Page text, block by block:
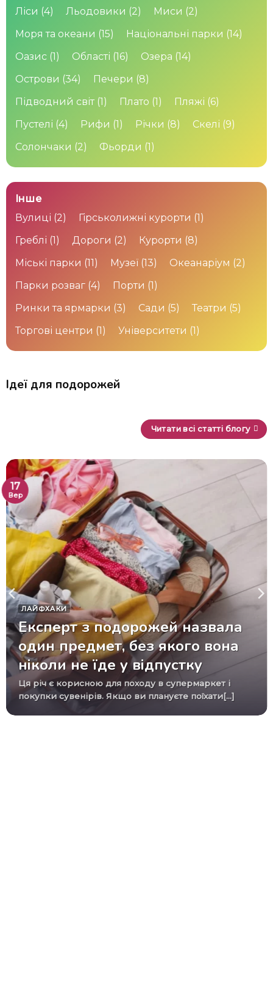
Ліси (4) Льодовики (2) Миси (2)
Моря та океани (15) Національні парки (14)
Оазис (1) Області (16) Озера (14)
Острови (34) Печери (8)
Підводний світ (1) Плато (1) Пляжі (6)
Пустелі (4) Рифи (1) Річки (8) Скелі (9)
Солончаки (2) Фьорди (1)
Інше
Вулиці (2) Гірськолижні курорти (1)
Греблі (1) Дороги (2) Курорти (8)
Міські парки (11) Музеї (13) Океанаріум (2)
Парки розваг (4) Порти (1)
Ринки та ярмарки (3) Сади (5) Театри (5)
Торгові центри (1) Університети (1)
Ідеї для подорожей
Читати всі статті блогу
ЛАЙФХАКИ
Експерт з подорожей назвала
один предмет, без якого вона
ніколи не їде у відпустку
Ця річ є корисною для походу в супермаркет і
покупки сувенірів. Якщо ви плануєте поїхати[...]
17
Вер